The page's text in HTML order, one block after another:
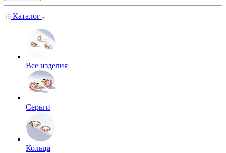
Каталог
Все изделия
Серьги
Кольца